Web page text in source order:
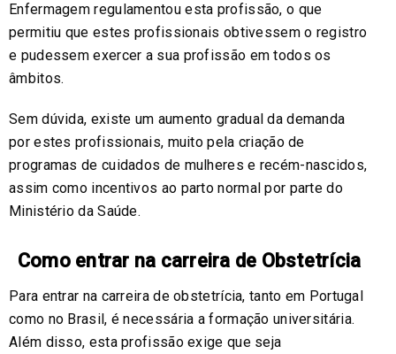
Enfermagem regulamentou esta profissão, o que
permitiu que estes profissionais obtivessem o registro
e pudessem exercer a sua profissão em todos os
âmbitos.
Sem dúvida, existe um aumento gradual da demanda
por estes profissionais, muito pela criação de
programas de cuidados de mulheres e recém-nascidos,
assim como incentivos ao parto normal por parte do
Ministério da Saúde.
Como entrar na carreira de Obstetrícia
Para entrar na carreira de obstetrícia, tanto em Portugal
como no Brasil, é necessária a formação universitária.
Além disso, esta profissão exige que seja